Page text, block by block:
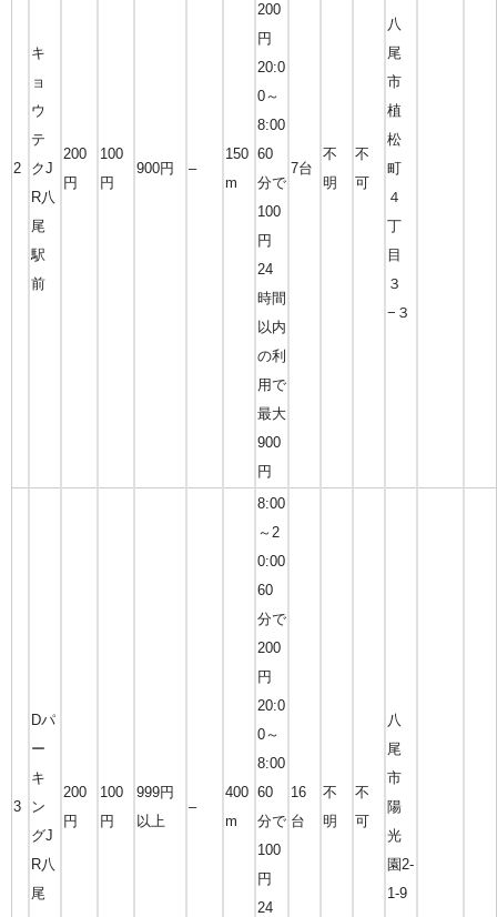
2
キ
ョ
ウ
テ
クJ
R八
尾
駅
前
200
円
100
円
900円 –
150
m
200
円
20:0
0～
8:00
60
分で
100
円
24
時間
以内
の利
用で
最大
900
円
7台
不
明
不
可
八
尾
市
植
松
町
４
丁
目
３
−３
3
Dパ
ー
キ
ン
グJ
R八
尾
200
円
100
円
999円
以上
–
400
m
8:00
～2
0:00
60
分で
200
円
20:0
0～
8:00
60
分で
100
円
24
16
台
不
明
不
可
八
尾
市
陽
光
園2-
1-9